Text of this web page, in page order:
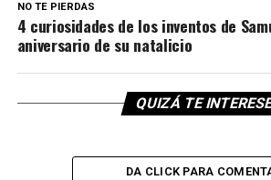
NO TE PIERDAS
4 curiosidades de los inventos de
aniversario de su natalicio
QUIZÁ TE
DA CLICK PARA